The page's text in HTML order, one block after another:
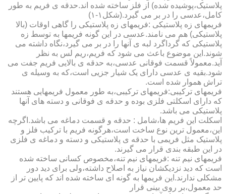
پلاستیک،پوشیده شده) از فلز ساخته شده اند.حدقه ی فریم به طور
کامل،عدسی را در بر می گیرد.(شکل۱-۱)
فریمهای زه پلاستیکی :فریمهای زه پلاستیکی را گاهی اوقات (بالا
پلاستیکی) هم می نامند.عدسی در این گونه فریمها به توسط زه
پلاستیکی که گرداگرد لبه ی آنها را در بر می گیرد،نگاه داشته می
شوند.این موضوع باعث می شود که فریم،ریم لس به نظر
آید.معمولاً قسمت فوقانی عدسی،به حدقه ی بالایی فریم جفت می
شود.بقیه ی عدسی دارای یک شیار جزیی است،که به وسیله ی
تراش هموار شده است.
فریمهای ترکیبی:فریمهای ترکیبی،به طور معمول فریمهایی هستند
که دارای اسکلتی فلزی بوده و حدقه ی فوقانی و دسته های آنها
پلاستیکی می باشد.
اسکلت این فریم ها،شامل : حدقه و قسمت دماغه می باشد.اگرچه
این،معمول ترین نوع ساخت است،هرگونه فریم با ترکیب فلز و
پلاستیک مثل فریمی با حدقه ی پلاستیکی و دسته و دماغه ی فلزی
در این طبقه بندی قرار می گیرند.
فریمهای نیم تنه :فریمهای نیم تنه،مخصوص کسانی ساخته شده
است که دید نزدیکشان نیاز به اصلاح داشته،ولی برای دید دور
مشکلی ندارند.این فریمها به گونه ای ساخته شده اند که پایین تر از
حد معمول،بر روی بینی قرار